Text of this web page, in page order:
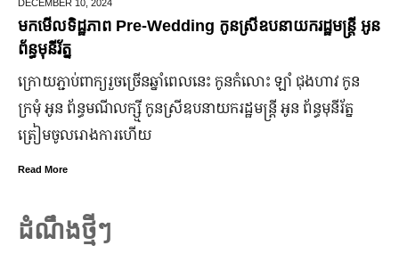
DECEMBER 10,2024
មកមើលទិដ្ឋភាព Pre-Wedding កូនស្រីឧបនាយករដ្ឋមន្រ្តី អូន
ព័ន្ធមុនីរ័ត្ន
ក្រោយ​ភ្ជាប់​ពាក្យ​រួច​ច្រើន​ឆ្នាំ​ពេលនេះ កូនកំលោះ ឡាំ ជុងហាវ កូន
ក្រមុំ អូន ព័ន្ធមណីលក្ស្មី កូនស្រី​ឧបនាយករដ្ឋមន្ត្រី អូន ព័ន្ធមុនីរ័ត្ន
ត្រៀម​ចូល​រោងការ​ហើយ
Read More
ដំណឹងថ្មីៗ